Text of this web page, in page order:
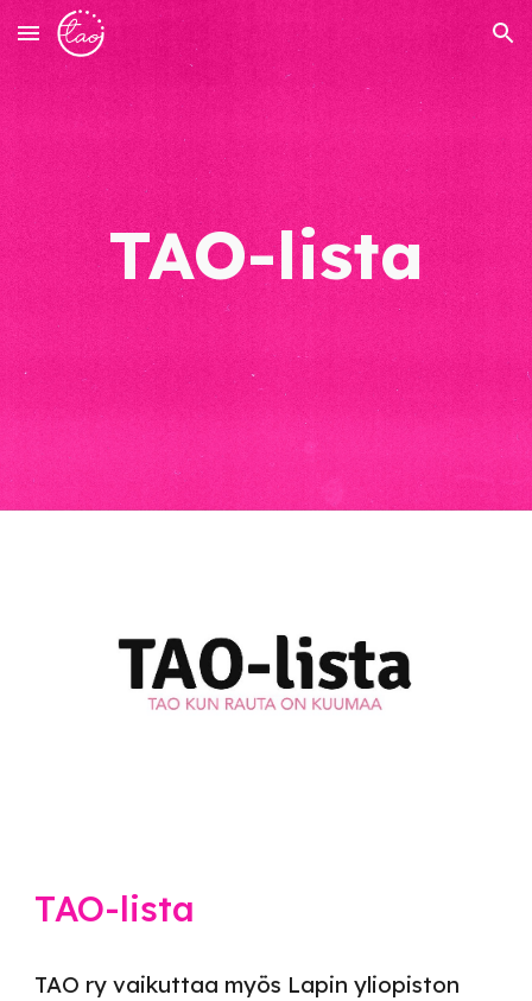
Skip to main content Skip to navigation
TAO-lista
TAO-lista
TAO ry vaikuttaa myös Lapin yliopiston